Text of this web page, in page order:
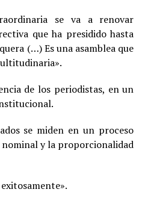
se va a renovar
que ha presidido hasta
(…) Es una asamblea que
de los periodistas, en un
se miden en un proceso
y la proporcionalidad